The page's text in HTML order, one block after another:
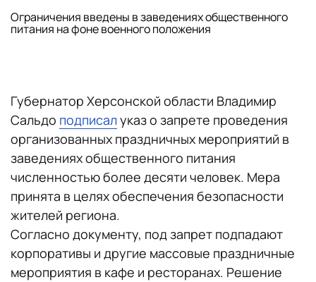
Ограничения введены в заведениях общественного
питания на фоне военного положения
Губернатор Херсонской области Владимир
Сальдо подписалуказ о запрете проведения
организованных праздничных мероприятий в
заведениях общественного питания
численностью более десяти человек. Мера
принята в целях обеспечения безопасности
жителей региона.
Согласно документу, под запрет подпадают
корпоративы и другие массовые праздничные
мероприятия в кафе и ресторанах. Решение